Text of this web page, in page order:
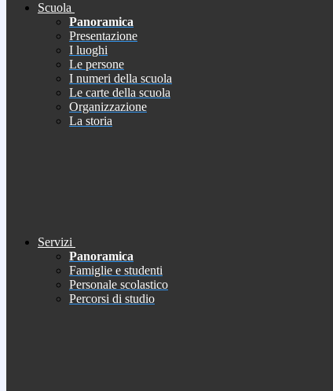
Scuola
Panoramica
Presentazione
I luoghi
Le persone
I numeri della scuola
Le carte della scuola
Organizzazione
La storia
Servizi
Panoramica
Famiglie e studenti
Personale scolastico
Percorsi di studio